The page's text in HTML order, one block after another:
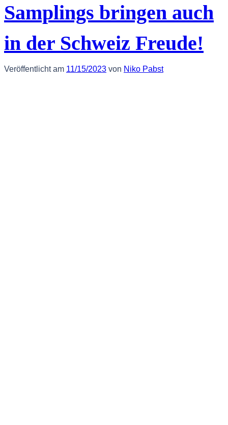
Samplings bringen auch
in der Schweiz Freude!
Veröffentlicht am 11/15/2023 von Niko Pabst